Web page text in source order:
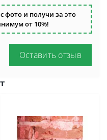
и получи за это
от 10%!
Оставить отзыв